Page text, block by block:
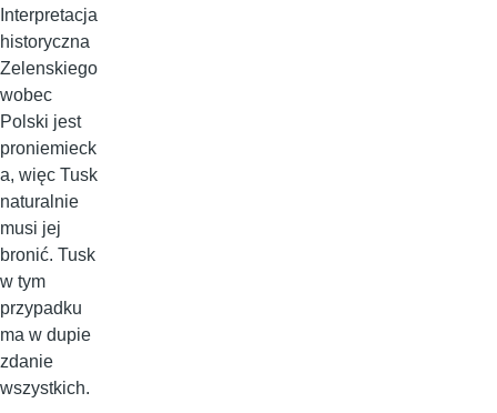
Interpretacja
historyczna
Zelenskiego
wobec
Polski jest
proniemieck
a, więc Tusk
naturalnie
musi jej
bronić. Tusk
w tym
przypadku
ma w dupie
zdanie
wszystkich.